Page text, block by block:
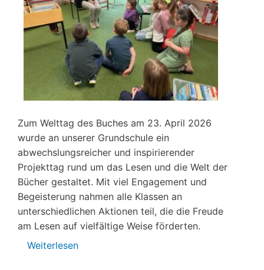
Zum Welttag des Buches am 23. April 2026
wurde an unserer Grundschule ein
abwechslungsreicher und inspirierender
Projekttag rund um das Lesen und die Welt der
Bücher gestaltet. Mit viel Engagement und
Begeisterung nahmen alle Klassen an
unterschiedlichen Aktionen teil, die die Freude
am Lesen auf vielfältige Weise förderten.
Weiterlesen